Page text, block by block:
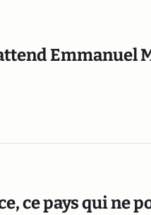
Emmanuel
ce pays qui ne